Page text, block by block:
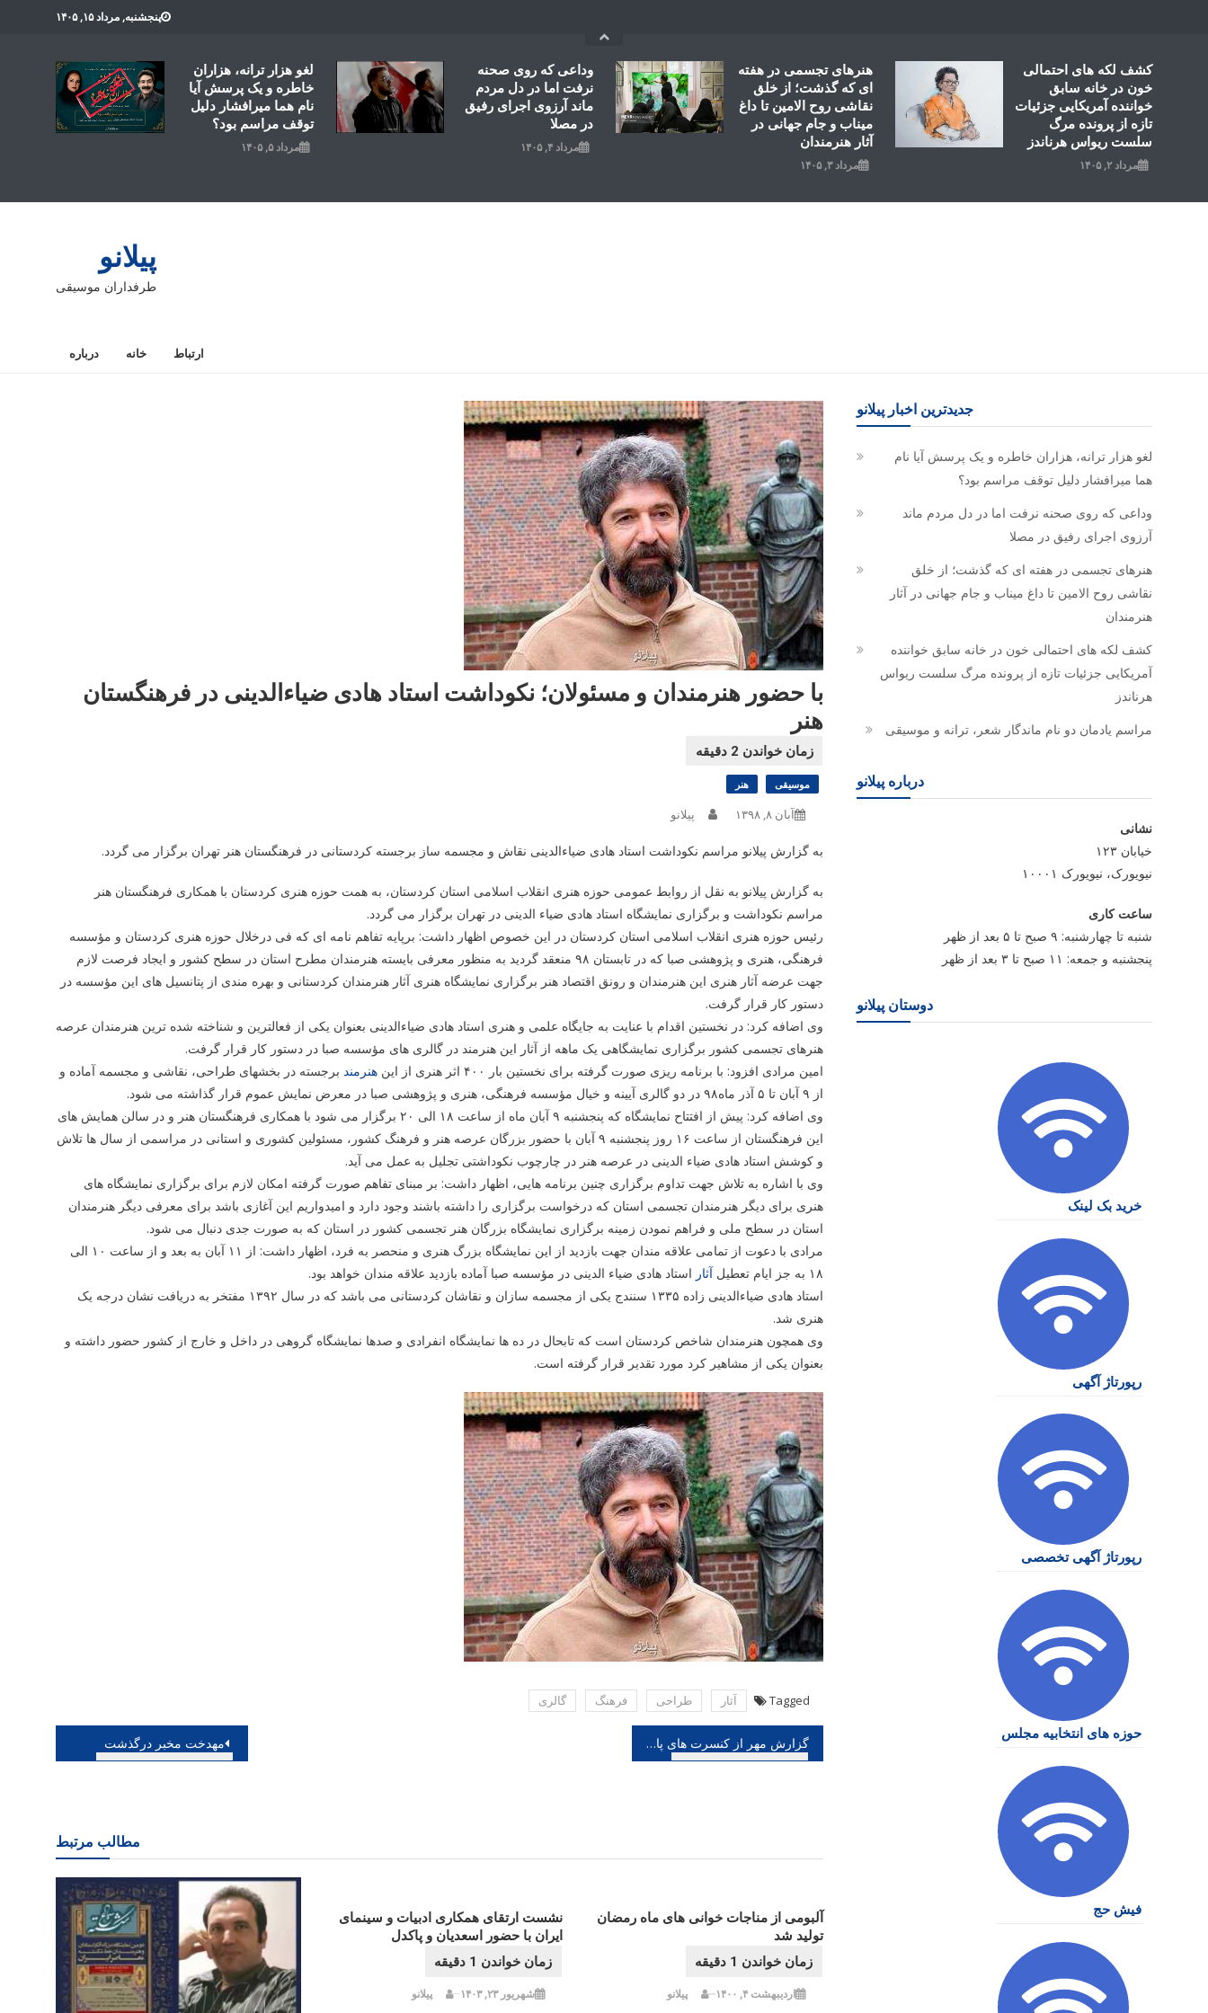
پنجشنبه, مرداد ۱۵, ۱۴۰۵
لغو هزار ترانه، هزاران
خاطره و یک پرسش آیا
نام هما میرافشار دلیل
توقف مراسم بود؟
مرداد ۵, ۱۴۰۵
وداعی که روی صحنه
نرفت اما در دل مردم
ماند آرزوی اجرای رفیق
در مصلا
مرداد ۴, ۱۴۰۵
هنرهای تجسمی در هفته
ای که گذشت؛ از خلق
نقاشی روح الامین تا داغ
میناب و جام جهانی در
آثار هنرمندان
مرداد ۳, ۱۴۰۵
کشف لکه های احتمالی
خون در خانه سابق
خواننده آمریکایی جزئیات
تازه از پرونده مرگ
سلست ریواس هرناندز
مرداد ۲, ۱۴۰۵
پیلانو
طرفداران موسیقی
ارتباط خانه درباره
با حضور هنرمندان و مسئولان؛ نکوداشت استاد هادی ضیاءالدینی در فرهنگستان
هنر
موسیقی هنر
آبان ۸, ۱۳۹۸ پیلانو
به گزارش پیلانو مراسم نکوداشت استاد هادی ضیاءالدینی نقاش و مجسمه ساز برجسته کردستانی در فرهنگستان هنر تهران برگزار می گردد.
به گزارش پیلانو به نقل از روابط عمومی حوزه هنری انقلاب اسلامی استان کردستان، به همت حوزه هنری کردستان با همکاری فرهنگستان هنر
مراسم نکوداشت و برگزاری نمایشگاه استاد هادی ضیاء الدینی در تهران برگزار می گردد.
رئیس حوزه هنری انقلاب اسلامی استان کردستان در این خصوص اظهار داشت: برپایه تفاهم نامه ای که فی درخلال حوزه هنری کردستان و مؤسسه
فرهنگی، هنری و پژوهشی صبا که در تابستان ۹۸ منعقد گردید به منظور معرفی بایسته هنرمندان مطرح استان در سطح کشور و ایجاد فرصت لازم
جهت عرضه آثار هنری این هنرمندان و رونق اقتصاد هنر برگزاری نمایشگاه هنری آثار هنرمندان کردستانی و بهره مندی از پتانسیل های این مؤسسه در
دستور کار قرار گرفت.
وی اضافه کرد: در نخستین اقدام با عنایت به جایگاه علمی و هنری استاد هادی ضیاءالدینی بعنوان یکی از فعالترین و شناخته شده ترین هنرمندان عرصه
هنرهای تجسمی کشور برگزاری نمایشگاهی یک ماهه از آثار این هنرمند در گالری های مؤسسه صبا در دستور کار قرار گرفت.
امین مرادی افزود: با برنامه ریزی صورت گرفته برای نخستین بار ۴۰۰ اثر هنری از این
هنرمند برجسته در بخشهای طراحی، نقاشی و مجسمه آماده و
از ۹ آبان تا ۵ آذر ماه۹۸ در دو گالری آیینه و خیال مؤسسه فرهنگی، هنری و پژوهشی صبا در معرض نمایش عموم قرار گذاشته می شود.
وی اضافه کرد: پیش از افتتاح نمایشگاه که پنجشنبه ۹ آبان ماه از ساعت ۱۸ الی ۲۰ برگزار می شود با همکاری فرهنگستان هنر و در سالن همایش های
این فرهنگستان از ساعت ۱۶ روز پنجشنبه ۹ آبان با حضور بزرگان عرصه هنر و فرهنگ کشور، مسئولین کشوری و استانی در مراسمی از سال ها تلاش
و کوشش استاد هادی ضیاء الدینی در عرصه هنر در چارچوب نکوداشتی تجلیل به عمل می آید.
وی با اشاره به تلاش جهت تداوم برگزاری چنین برنامه هایی، اظهار داشت: بر مبنای تفاهم صورت گرفته امکان لازم برای برگزاری نمایشگاه های
هنری برای دیگر هنرمندان تجسمی استان که درخواست برگزاری را داشته باشند وجود دارد و امیدواریم این آغازی باشد برای معرفی دیگر هنرمندان
استان در سطح ملی و فراهم نمودن زمینه برگزاری نمایشگاه بزرگان هنر تجسمی کشور در استان که به صورت جدی دنبال می شود.
مرادی با دعوت از تمامی علاقه مندان جهت بازدید از این نمایشگاه بزرگ هنری و منحصر به فرد، اظهار داشت: از ۱۱ آبان به بعد و از ساعت ۱۰ الی
۱۸ به جز ایام تعطیل
آثار استاد هادی ضیاء الدینی در مؤسسه صبا آماده بازدید علاقه مندان خواهد بود.
استاد هادی ضیاءالدینی زاده ۱۳۳۵ سنندج یکی از مجسمه سازان و نقاشان کردستانی می باشد که در سال ۱۳۹۲ مفتخر به دریافت نشان درجه یک
هنری شد.
وی همچون هنرمندان شاخص کردستان است که تابحال در ده ها نمایشگاه انفرادی و صدها نمایشگاه گروهی در داخل و خارج از کشور حضور داشته و
بعنوان یکی از مشاهیر کرد مورد تقدیر قرار گرفته است.
Tagged آثار طراحی فرهنگ گالری
راهبری
مهدخت مخبر درگذشت گزارش مهر از کنسرت های پاییزی؛ سازهایی که با آغاز ربیع کوک شد
مطالب مرتبط
نشست ارتقای همکاری ادبیات و سینمای
ایران با حضور اسعدیان و پاکدل
شهریور ۲۳, ۱۴۰۳ پیلانو
آلبومی از مناجات خوانی های ماه رمضان
تولید شد
اردیبهشت ۴, ۱۴۰۰ پیلانو
جدیدترین اخبار پیلانو
لغو هزار ترانه، هزاران خاطره و یک پرسش آیا نام
هما میرافشار دلیل توقف مراسم بود؟
وداعی که روی صحنه نرفت اما در دل مردم ماند
آرزوی اجرای رفیق در مصلا
هنرهای تجسمی در هفته ای که گذشت؛ از خلق
نقاشی روح الامین تا داغ میناب و جام جهانی در آثار
هنرمندان
کشف لکه های احتمالی خون در خانه سابق خواننده
آمریکایی جزئیات تازه از پرونده مرگ سلست ریواس
هرناندز
مراسم یادمان دو نام ماندگار شعر، ترانه و موسیقی
درباره پیلانو
نشانی
خیابان ۱۲۳
نیویورک، نیویورک ۱۰۰۰۱
ساعت کاری
شنبه تا چهارشنبه: ۹ صبح تا ۵ بعد از ظهر
پنجشنبه و جمعه: ۱۱ صبح تا ۳ بعد از ظهر
دوستان پیلانو
خرید بک لینک
رپورتاژ آگهی
رپورتاژ آگهی تخصصی
حوزه های انتخابیه مجلس
فیش حج